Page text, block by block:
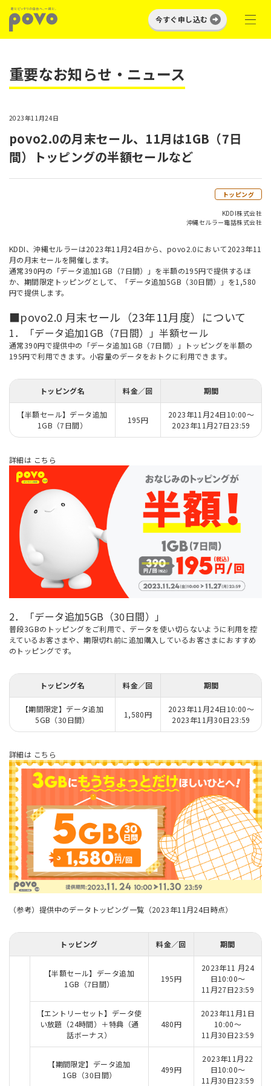
今すぐ申し込む
重要なお知らせ・ニュース
2023年11月24日
povo2.0の月末セール、11月は1GB（7日
間）トッピングの半額セールなど
トッピング
KDDI株式会社
沖縄セルラー電話株式会社
KDDI、沖縄セルラーは2023年11月24日から、povo2.0において2023年11
月の月末セールを開催します。
通常390円の「データ追加1GB（7日間）」を半額の195円で提供するほ
か、期間限定トッピングとして、「データ追加5GB（30日間）」を1,580
円で提供します。
■povo2.0 月末セール（23年11月度）について
1．「データ追加1GB（7日間）」半額セール
通常390円で提供中の「データ追加1GB（7日間）」トッピングを半額の
195円で利用できます。小容量のデータをおトクに利用できます。
トッピング名 料金／回 期間
【半額セール】データ追加
1GB（7日間）
195円
2023年11月24日10:00～
2023年11月27日23:59
詳細は こちら
2．「データ追加5GB（30日間）」
普段3GBのトッピングをご利用で、データを使い切らないように利用を控
えているお客さまや、期限切れ前に追加購入しているお客さまにおすすめ
のトッピングです。
トッピング名 料金／回 期間
【期間限定】データ追加
5GB（30日間）
1,580円
2023年11月24日10:00～
2023年11月30日23:59
詳細は こちら
（参考）提供中のデータトッピング一覧（2023年11月24日時点）
トッピング 料金／回 期間
【半額セール】データ追加
1GB（7日間）
195円
2023年11 月24
日10:00～
11月27日23:59
【エントリーセット】データ使
い放題（24時間）＋特典（通
話ボーナス）
480円
2023年11月1日
10:00～
11月30日23:59
【期間限定】データ追加
1GB（30日間）
499円
2023年11月22
日10:00～
11月30日23:59